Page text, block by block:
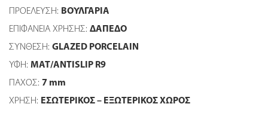
ΠΡΟΕΛΕΥΣΗ: ΒΟΥΛΓΑΡΙΑ
ΕΠΙΦΑΝΕΙΑ ΧΡΗΣΗΣ: ΔΑΠΕΔΟ
ΣΥΝΘΕΣΗ: GLAZED PORCELAIN
ΥΦΗ: ΜΑΤ/ANTISLIP R9
ΠΑΧΟΣ: 7 mm
ΧΡΗΣΗ: ΕΣΩΤΕΡΙΚΟΣ – ΕΞΩΤΕΡΙΚΟΣ ΧΩΡΟΣ